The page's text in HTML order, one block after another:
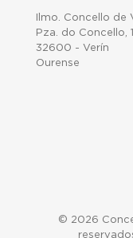
Ilmo. Concello de
Pza. do Concello, 1
32600 - Verín
Ourense
© 2026